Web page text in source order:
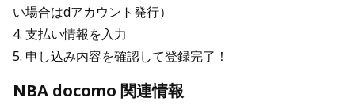
い場合はdアカウント発行）
4. 支払い情報を入力
5. 申し込み内容を確認して登録完了！
NBA docomo 関連情報